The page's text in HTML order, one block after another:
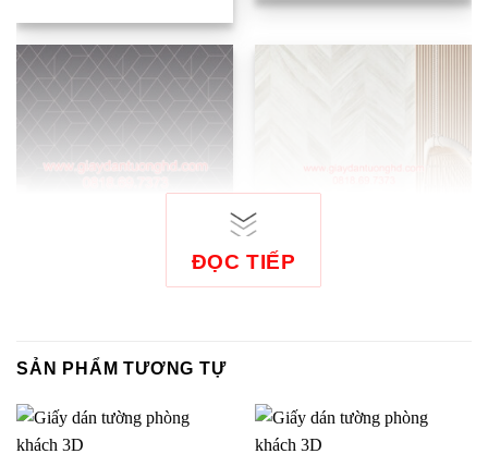
ĐỌC TIẾP
SẢN PHẨM TƯƠNG TỰ